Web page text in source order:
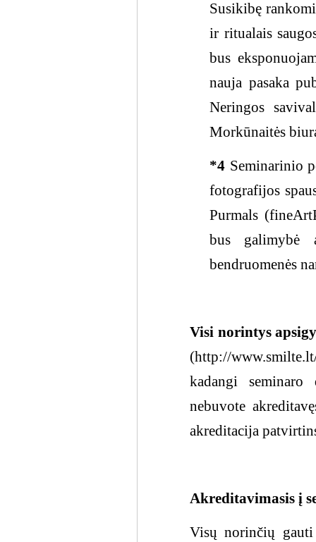
Susikibę
ir ritualais
bus
nauja pasaka
Neringos
Morkūnaitės
*4 Seminarinio
fotografijos
Purmals
bus galimybė
bendruomenės
Visi norintys
(http://
kadangi
nebuvote
akreditacija
Akreditavimasis į
Visų norinčių gauti